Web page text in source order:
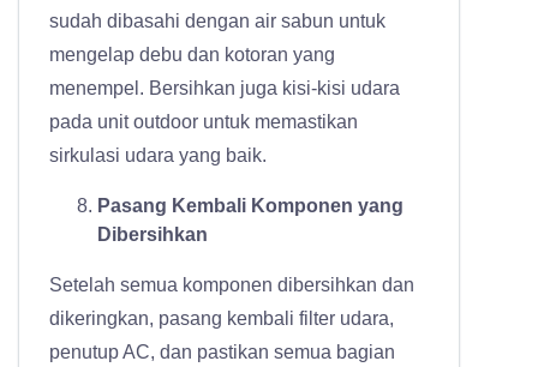
sudah dibasahi dengan air sabun untuk
mengelap debu dan kotoran yang
menempel. Bersihkan juga kisi-kisi udara
pada unit outdoor untuk memastikan
sirkulasi udara yang baik.
Pasang Kembali Komponen yang
Dibersihkan
Setelah semua komponen dibersihkan dan
dikeringkan, pasang kembali filter udara,
penutup AC, dan pastikan semua bagian